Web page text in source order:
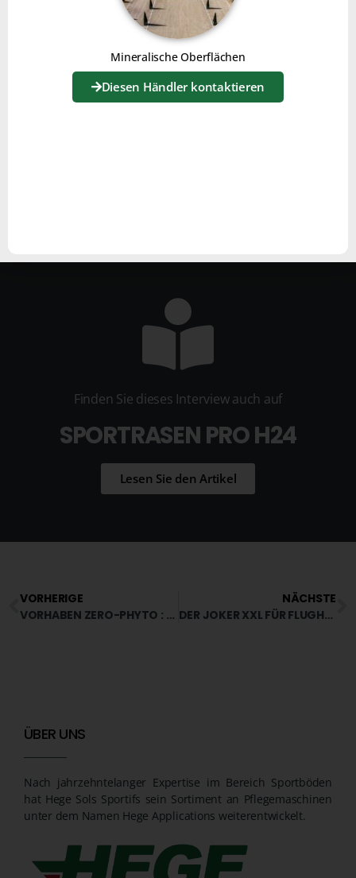
ZUFRIEDEN?
Der Joker ist ein einfach zu bedienendes Gerät.
Die Sämaschine ist ebenfalls sehr leistungsstark, das
Saatgut keimt sehr gut und die Resultate sind
Finden Sie dieses Interview auch auf
SPORTRASEN PRO H24
Lesen Sie den Artikel
VORHERIGE
VORHABEN ZERO-PHYTO : UNSERE TIPPS
NÄCHSTE
DER JOKER XXL FÜR FLUGHÄFEN: EINE MASSGESCHNEIDERTE LÖSUNG, DIE SICH BEWÄHRT HAT!
ÜBER UNS
Nach jahrzehntelanger Expertise im Bereich Sportböden
hat Hege Sols Sportifs sein Sortiment an Pflegemaschinen
unter dem Namen Hege Applications weiterentwickelt.
Mineralische Oberflächen
Diesen Händler kontaktieren